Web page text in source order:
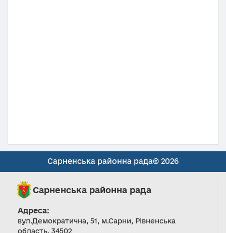
Сарненська районна рада© 2026
Сарненська районна рада
Адреса:
вул.Демократична, 51, м.Сарни, Рівненська
область, 34502